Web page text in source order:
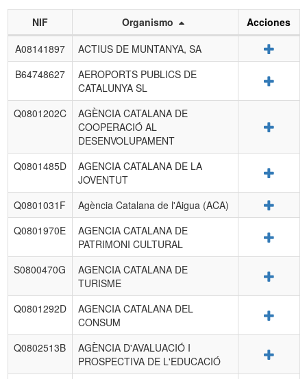
Listado
de
entidades
NIF Organismo
Acciones
A08141897
ACTIUS DE MUNTANYA, SA
B64748627
AEROPORTS PUBLICS DE
CATALUNYA SL
Q0801202C
AGÈNCIA CATALANA DE
COOPERACIÓ AL
DESENVOLUPAMENT
Q0801485D
AGENCIA CATALANA DE LA
JOVENTUT
Q0801031F Agència Catalana de l'Aigua (ACA)
Q0801970E
AGENCIA CATALANA DE
PATRIMONI CULTURAL
S0800470G
AGENCIA CATALANA DE
TURISME
Q0801292D
AGENCIA CATALANA DEL
CONSUM
Q0802513B
AGÈNCIA D'AVALUACIÓ I
PROSPECTIVA DE L'EDUCACIÓ